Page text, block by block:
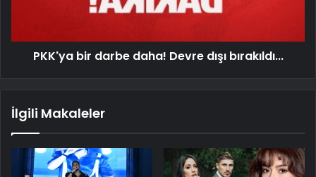
PKK'ya bir darbe daha! Devre dışı bırakıldı...
İlgili Makaleler